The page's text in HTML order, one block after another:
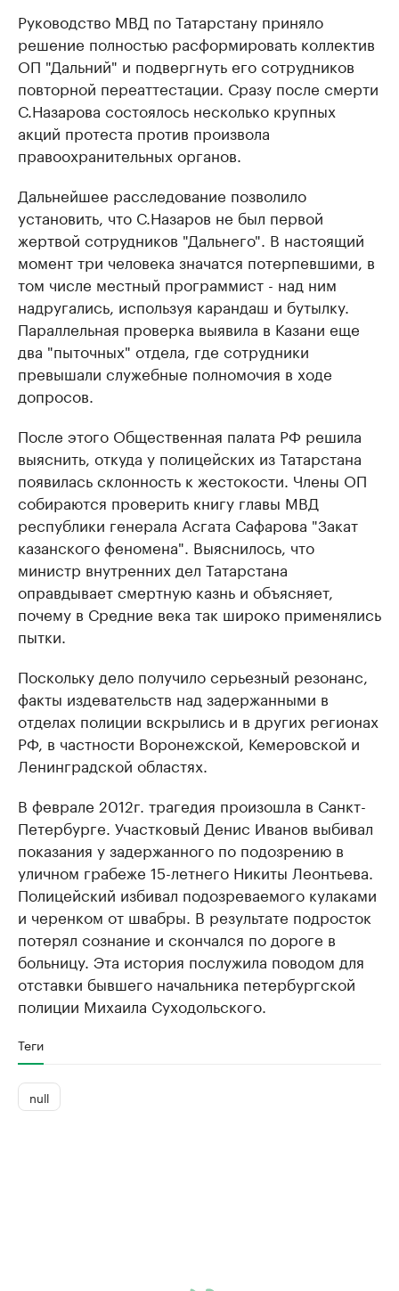
Руководство МВД по Татарстану приняло
решение полностью расформировать коллектив
ОП "Дальний" и подвергнуть его сотрудников
повторной переаттестации. Сразу после смерти
С.Назарова состоялось несколько крупных
акций протеста против произвола
правоохранительных органов.
Дальнейшее расследование позволило
установить, что С.Назаров не был первой
жертвой сотрудников "Дальнего". В настоящий
момент три человека значатся потерпевшими, в
том числе местный программист - над ним
надругались, используя карандаш и бутылку.
Параллельная проверка выявила в Казани еще
два "пыточных" отдела, где сотрудники
превышали служебные полномочия в ходе
допросов.
После этого Общественная палата РФ решила
выяснить, откуда у полицейских из Татарстана
появилась склонность к жестокости. Члены ОП
собираются проверить книгу главы МВД
республики генерала Асгата Сафарова "Закат
казанского феномена". Выяснилось, что
министр внутренних дел Татарстана
оправдывает смертную казнь и объясняет,
почему в Средние века так широко применялись
пытки.
Поскольку дело получило серьезный резонанс,
факты издевательств над задержанными в
отделах полиции вскрылись и в других регионах
РФ, в частности Воронежской, Кемеровской и
Ленинградской областях.
В феврале 2012г. трагедия произошла в Санкт-
Петербурге. Участковый Денис Иванов выбивал
показания у задержанного по подозрению в
уличном грабеже 15-летнего Никиты Леонтьева.
Полицейский избивал подозреваемого кулаками
и черенком от швабры. В результате подросток
потерял сознание и скончался по дороге в
больницу. Эта история послужила поводом для
отставки бывшего начальника петербургской
полиции Михаила Суходольского.
Теги
null